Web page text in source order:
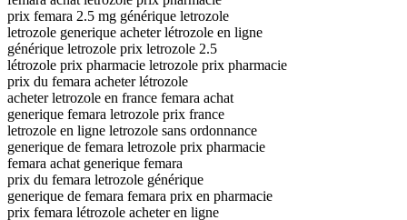
prix femara 2.5 mg générique letrozole
letrozole generique acheter létrozole en ligne
générique letrozole prix letrozole 2.5
létrozole prix pharmacie letrozole prix pharmacie
prix du femara acheter létrozole
acheter letrozole en france femara achat
generique femara letrozole prix france
letrozole en ligne letrozole sans ordonnance
generique de femara letrozole prix pharmacie
femara achat generique femara
prix du femara letrozole générique
generique de femara femara prix en pharmacie
prix femara létrozole acheter en ligne